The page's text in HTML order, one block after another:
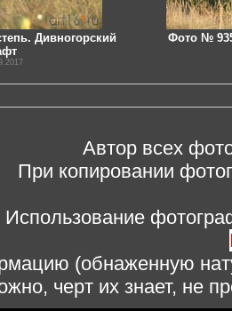
Дивногорский
Фото №
Автор всех
При копировании
Использование
(обнаженную
черт их знает, не